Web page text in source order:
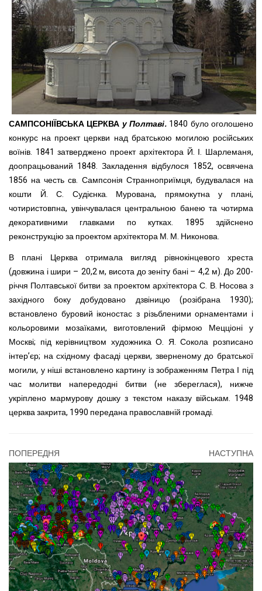
САМПСОНІЇВСЬКА ЦЕРКВА у Полтаві. 1840 було оголошено
конкурс на проект церкви над братською могилою російських
воїнів. 1841 затверджено проект архітектора Й. І. Шарлеманя,
доопрацьований 1848. Закладення відбулося 1852, освячена
1856 на честь св. Сампсонія Странноприїмця, будувалася на
кошти Й. С. Судієнка. Мурована, прямокутна у плані,
чотиристовпна, увінчувалася центральною банею та чотирма
декоративними главками по кутках. 1895 здійснено
реконструкцію за проектом архітектора М. М. Никонова.
В плані Церква отримала вигляд рівнокінцевого хреста
(довжина і шири – 20,2 м, висота до зеніту бані – 4,2 м). До 200-
річчя Полтавської битви за проектом архітектора С. В. Носова з
західного боку добудовано дзвіницю (розібрана 1930);
встановлено буровий іконостас з різьбленими орнаментами і
кольоровими мозаїками, виготовлений фірмою Мецціоні у
Москві; під керівництвом художника О. Я. Сокола розписано
інтер’єр; на східному фасаді церкви, зверненому до братської
могили, у ніші встановлено картину із зображенням Петра І під
час молитви напередодні битви (не збереглася), нижче
укріплено мармурову дошку з текстом наказу військам. 1948
церква закрита, 1990 передана православній громаді.
ПОПЕРЕДНЯ НАСТУПНА